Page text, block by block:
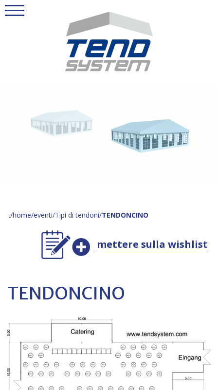
home eventi Tipi di tendoni TENDONCINO
mettere sulla wishlist
TENDONCINO